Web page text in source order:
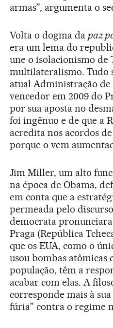
armas”, argumenta o
Volta o dogma da paz
era um lema do
une o isolacionismo de
multilateralismo. Tudo
atual Administração de
vencedor em 2009 do
por sua aposta no
foi ingênuo e de que a
acredita nos acordos
porque o vem
Jim Miller, um alto
na época de Obama,
em conta que a
permeada pelo
democrata
Praga (República
que os EUA, como o
usou bombas atômicas
população, têm a
acabar com elas. A
corresponde mais à sua
fúria” contra o regime